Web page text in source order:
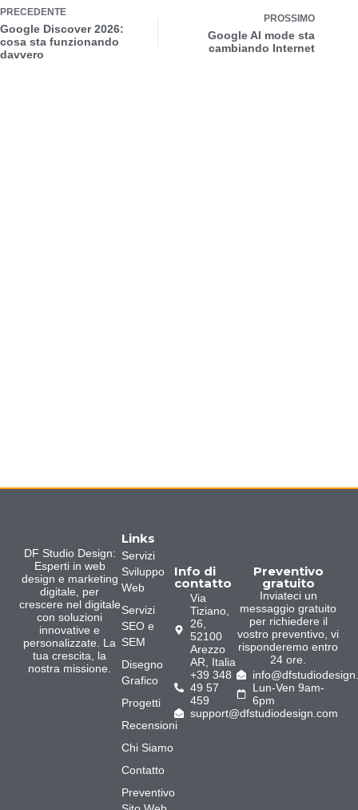
PRECEDENTE
Google Discover 2026:
cosa sta funzionando
davvero
PROSSIMO
Google AI mode sta
cambiando Internet
DF Studio Design:
Esperti in web
design e marketing
digitale, per
crescere nel digitale
con soluzioni
innovative e
personalizzate. La
tua crescita, la
nostra missione.
Links
Servizi
Sviluppo
Web
Servizi
SEO e
SEM
Disegno
Grafico
Progetti
Recensioni
Chi Siamo
Contatto
Preventivo
Info di
contatto
Via
Tiziano,
26,
52100
Arezzo
AR, Italia
+39 348
49 57
459
support@dfstudiodesign.com
Preventivo
gratuito
Inviateci un
messaggio gratuito
per richiedere il
vostro preventivo, vi
risponderemo entro
24 ore.
Lun-Ven 9am-
6pm